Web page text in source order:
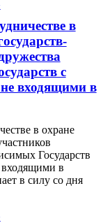
в
с
входящими в
в охране
Государств
входящими в
в силу со дня